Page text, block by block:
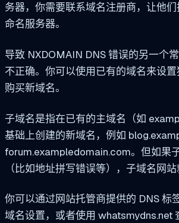
务器，你需要联系域名注册商，让他
命名服务器。
导致 NXDOMAIN DNS 错误的另一个
不正确。你可以使用已有的域名来设
购买新域名。
子域名是指在已有的主域名（如
基础上创建的新域名，例如
forum.exampledomain.com。但如果
（比如地址拼写错误等），子域名网站
你可以通过网站托管商提供的 DNS 标
域名设置，或者使用 whatsmydns.net